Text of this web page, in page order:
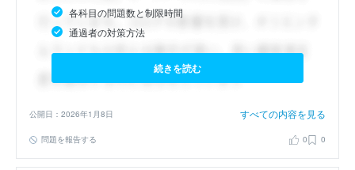
各科目の問題数と制限時間
通過者の対策方法
続きを読む
公開日：2026年1月8日 すべての内容を見る
問題を報告する 0 0